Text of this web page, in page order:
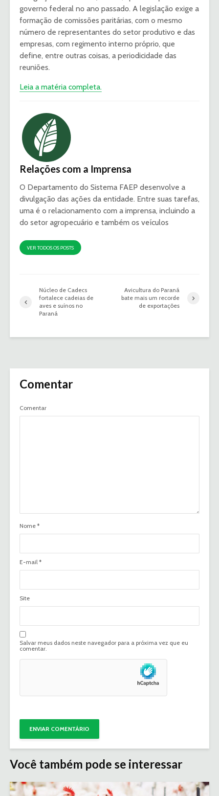
governo federal no ano passado. A legislação exige a
formação de comissões paritárias, com o mesmo
número de representantes do setor produtivo e das
empresas, com regimento interno próprio, que
define, entre outras coisas, a periodicidade das
reuniões.
Leia a matéria completa.
Relações com a Imprensa
O Departamento do Sistema FAEP desenvolve a
divulgação das ações da entidade. Entre suas tarefas,
uma é o relacionamento com a imprensa, incluindo a
do setor agropecuário e também os veículos
VER TODOS OS POSTS
Núcleo de Cadecs
fortalece cadeias de
aves e suínos no
Paraná
Avicultura do Paraná
bate mais um recorde
de exportações
Comentar
Comentar
Nome *
E-mail *
Site
Salvar meus dados neste navegador para a próxima vez que eu
comentar.
Você também pode se interessar